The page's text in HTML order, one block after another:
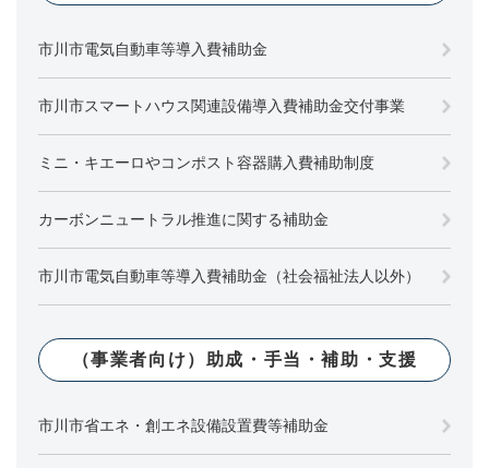
市川市電気自動車等導入費補助金
市川市スマートハウス関連設備導入費補助金交付事業
ミニ・キエーロやコンポスト容器購入費補助制度
カーボンニュートラル推進に関する補助金
市川市電気自動車等導入費補助金（社会福祉法人以外）
（事業者向け）助成・手当・補助・支援
市川市省エネ・創エネ設備設置費等補助金